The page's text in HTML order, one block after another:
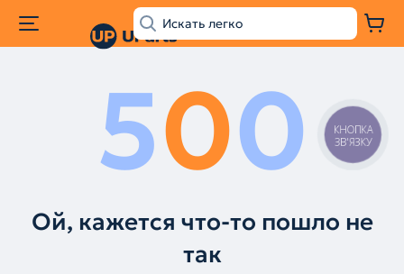
500
Ой, кажется что-то пошло не
так
КНОПКА
ЗВ'ЯЗКУ